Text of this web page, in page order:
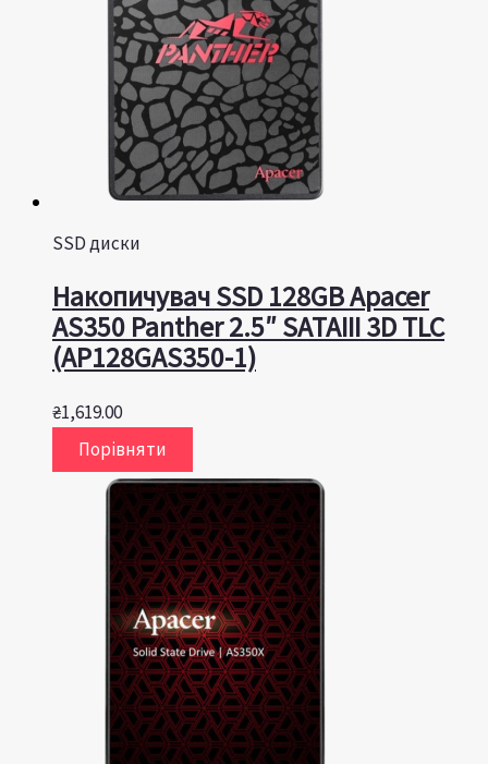
SSD диски
Накопичувач SSD 128GB Apacer
AS350 Panther 2.5″ SATAIII 3D TLC
(AP128GAS350-1)
₴1,619.00
Порівняти